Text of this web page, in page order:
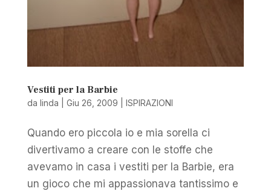
Vestiti per la Barbie
da linda Giu 26, 2009 ISPIRAZIONI
Quando ero piccola io e mia sorella ci
divertivamo a creare con le stoffe che
avevamo in casa i vestiti per la Barbie, era
un gioco che mi appassionava tantissimo e